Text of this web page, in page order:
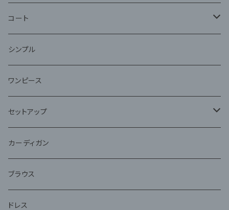
コート
ファー
シンプル
ワンピース
セットアップ
ジャケット
アンサンブル
カーディガン
ブラウス
ドレス